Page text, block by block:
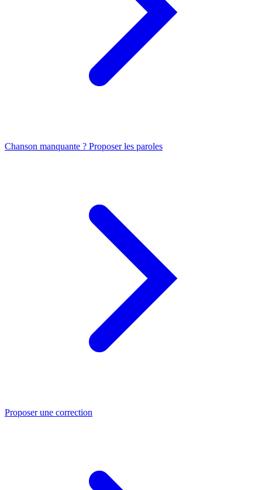
Chanson manquante ? Proposer les paroles
Proposer une correction